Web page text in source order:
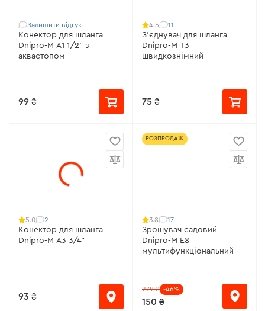
Залишити відгук
Конектор для шланга
Dnipro-M А1 1/2" з
аквастопом
99 ₴
4.5 11
З'єднувач для шланга
Dnipro-M Т3
швидкознімний
75 ₴
5.0 2
Конектор для шланга
Dnipro-M A3 3/4"
93 ₴
РОЗПРОДАЖ
3.8 17
Зрошувач садовий
Dnipro-M E8
мультифункціональний
279 ₴ -46%
150 ₴